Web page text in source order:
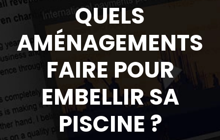
QUELS
AMÉNAGEMENTS
FAIRE POUR
EMBELLIR SA
PISCINE ?